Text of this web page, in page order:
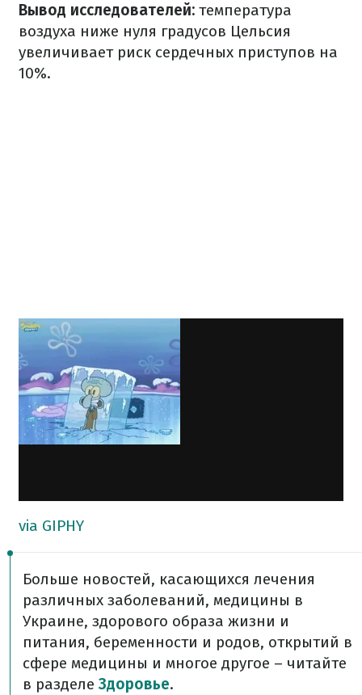
Вывод исследователей: температура
воздуха ниже нуля градусов Цельсия
увеличивает риск сердечных приступов на
10%.
via GIPHY
Больше новостей, касающихся лечения
различных заболеваний, медицины в
Украине, здорового образа жизни и
питания, беременности и родов, открытий в
сфере медицины и многое другое – читайте
в разделе ​ Здоровье.